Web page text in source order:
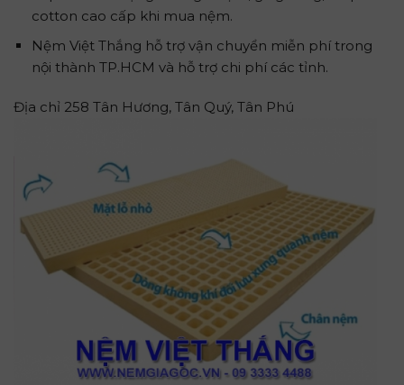
cotton cao cấp khi mua nệm.
Nệm Việt Thắng hỗ trợ vận chuyển miễn phí trong
nội thành TP.HCM và hỗ trợ chi phí các tỉnh.
Địa chỉ 258 Tân Hương, Tân Quý, Tân Phú